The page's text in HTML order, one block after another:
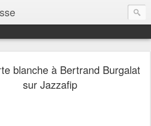
blanche à Bertrand Burgalat
sur Jazzafip